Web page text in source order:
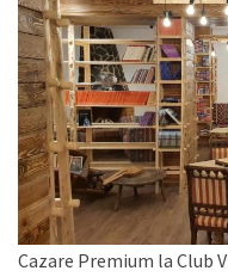
Cazare Premium la Club